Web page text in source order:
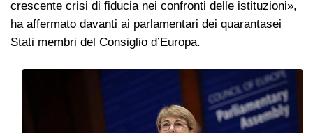
crescente crisi di fiducia nei confronti delle istituzioni»,
ha affermato davanti ai parlamentari dei quarantasei
Stati membri del Consiglio d’Europa.